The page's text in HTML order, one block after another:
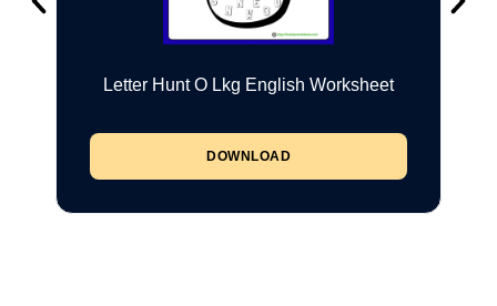
Letter Hunt O Lkg English Worksheet
DOWNLOAD